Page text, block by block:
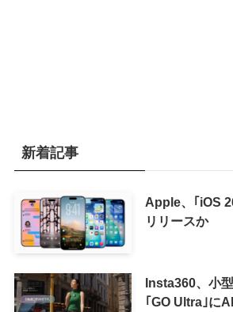
新着記事
Apple、｢iOS
リリースか
Insta360、小
｢GO Ultra｣に